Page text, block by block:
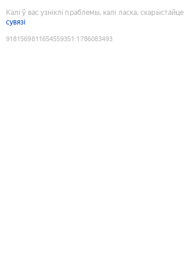
Калі ў вас узніклі праблемы, калі ласка, скарыстайце
сувязі
9181569811654559351 :1786083493